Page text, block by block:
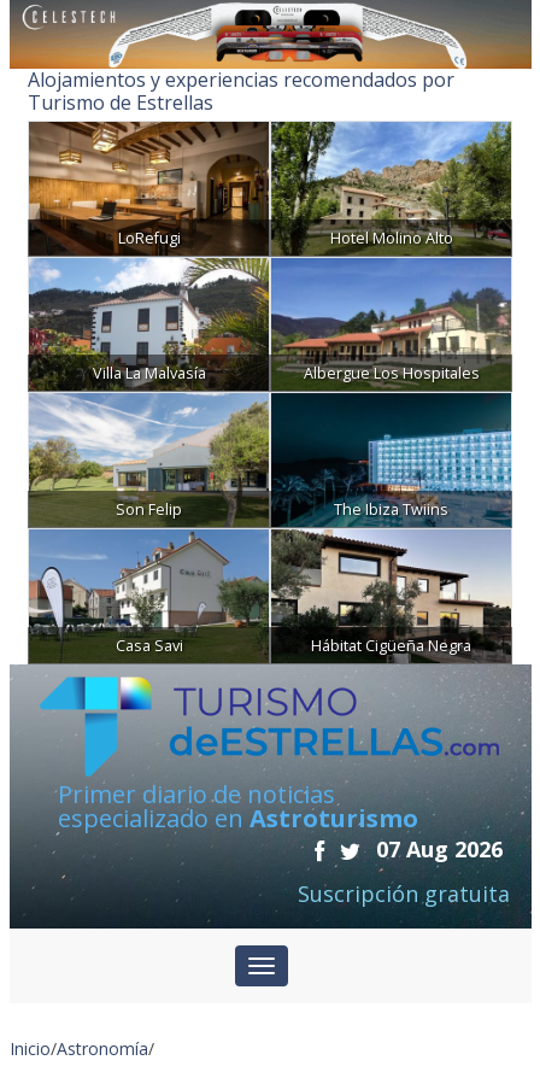
Alojamientos y experiencias recomendados por
Turismo de Estrellas
LoRefugi Hotel Molino Alto
Villa La Malvasía Albergue Los Hospitales
Son Felip The Ibiza Twiins
Casa Savi Hábitat Cigüeña Negra
Primer diario de noticias
especializado en Astroturismo
07 Aug 2026
Suscripción gratuita
Inicio/Astronomía/